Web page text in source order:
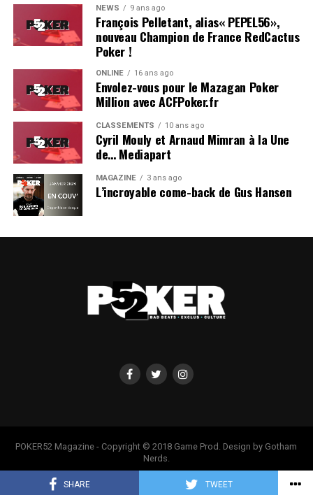
SHARE TWEET
Soleau à gauche, sorti par Logghe au centre
NEWS 9 ans ago
François Pelletant, alias« PEPEL56»,
nouveau Champion de France RedCactus
Poker !
ONLINE 16 ans ago
Envolez-vous pour le Mazagan Poker
Million avec ACFPoker.fr
CLASSEMENTS 10 ans ago
Cyril Mouly et Arnaud Mimran à la Une
de… Mediapart
MAGAZINE 3 ans ago
L’incroyable come-back de Gus Hansen
POKER52 Magazine - Copyright © 2018 Game Prod. Design by Gotham
Nerds.